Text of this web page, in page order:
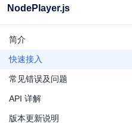
NodePlayer.js
简介
快速接入
常见错误及问题
API 详解
版本更新说明